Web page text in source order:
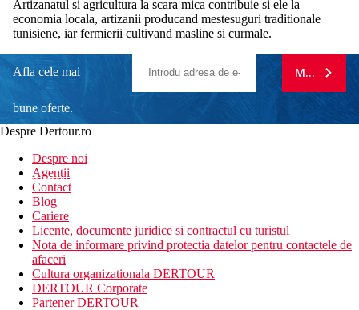
Artizanatul si agricultura la scara mica contribuie si ele la
economia locala, artizanii producand mestesuguri traditionale
tunisiene, iar fermierii cultivand masline si curmale.
Afla cele mai
bune oferte.
newsletter!
MA
Despre Dertour.ro
Despre noi
Agentii
Contact
Blog
Cariere
Licente, documente juridice si contractul cu turistul
Nota de informare privind protectia datelor pentru contactele de
afaceri
Cultura organizationala DERTOUR
DERTOUR Corporate
Partener DERTOUR